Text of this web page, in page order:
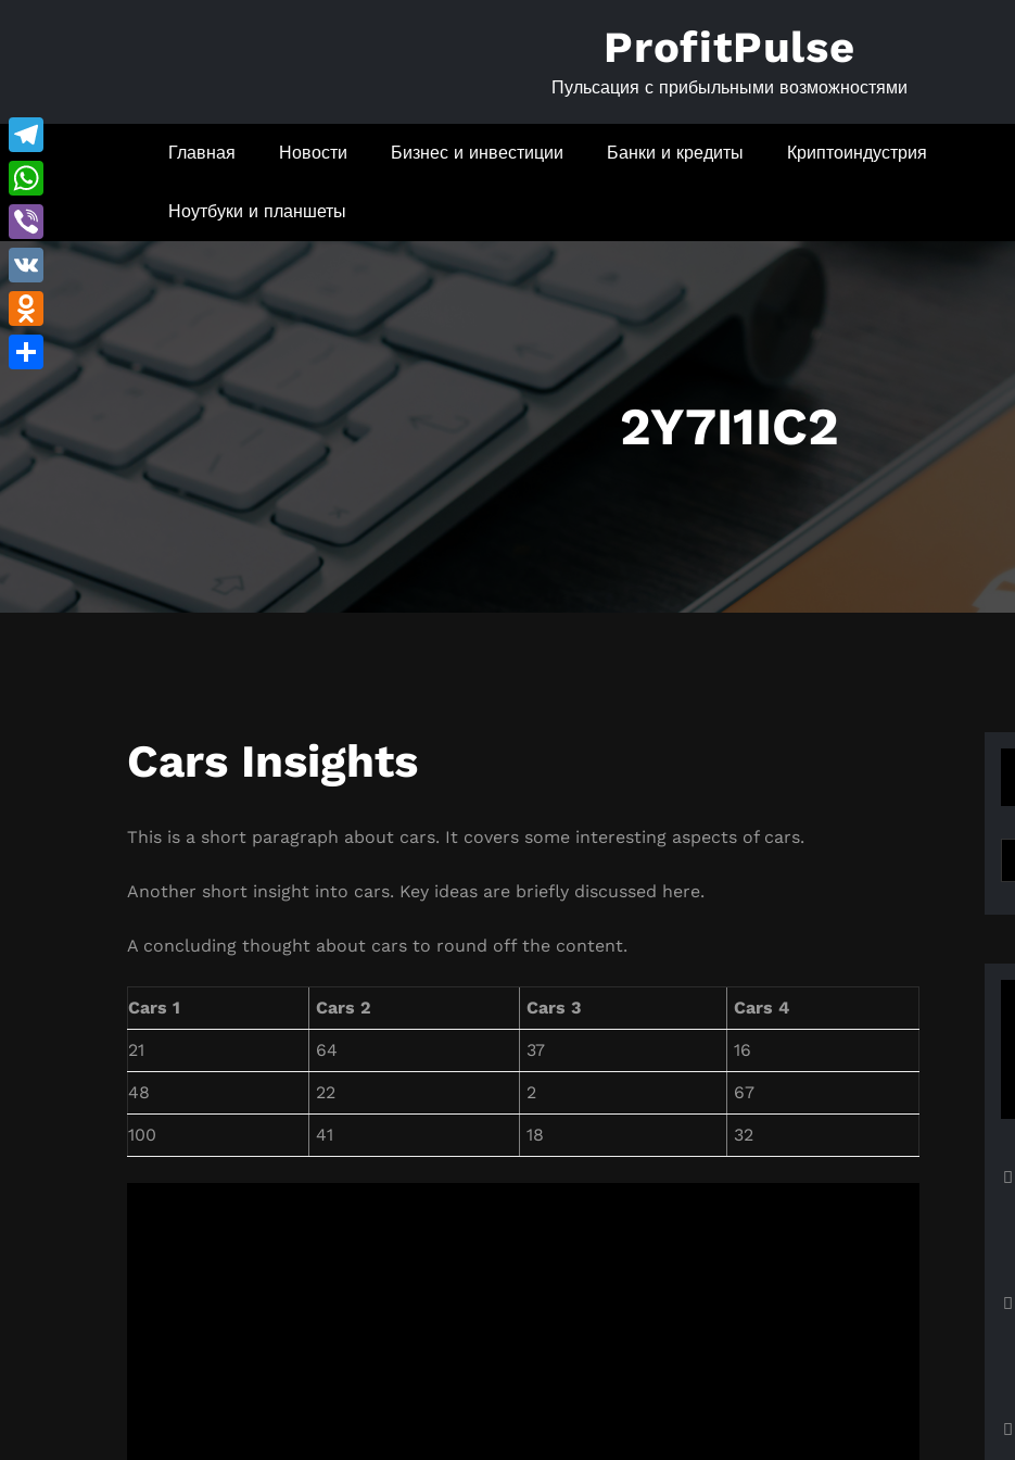
ProfitPulse
Пульсация с прибыльными возможностями
Главная Новости Бизнес и инвестиции Банки и кредиты Криптоиндустрия
Ноутбуки и планшеты
2Y7I1IC2
Cars Insights
This is a short paragraph about cars. It covers some interesting aspects of cars.
Another short insight into cars. Key ideas are briefly discussed here.
A concluding thought about cars to round off the content.
Cars 1 Cars 2 Cars 3 Cars 4
21 64 37 16
48 22 2 67
100 41 18 32
Telegram
WhatsApp
Viber
VK
Odnoklassniki
Отправить